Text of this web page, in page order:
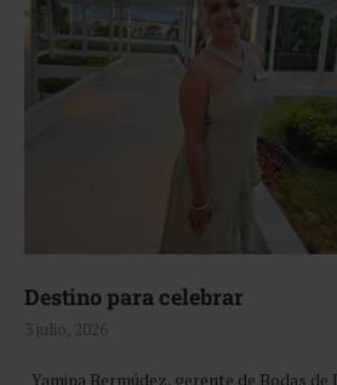
Destino para celebrar
3 julio, 2026
Yamina Bermúdez, gerente de Bodas